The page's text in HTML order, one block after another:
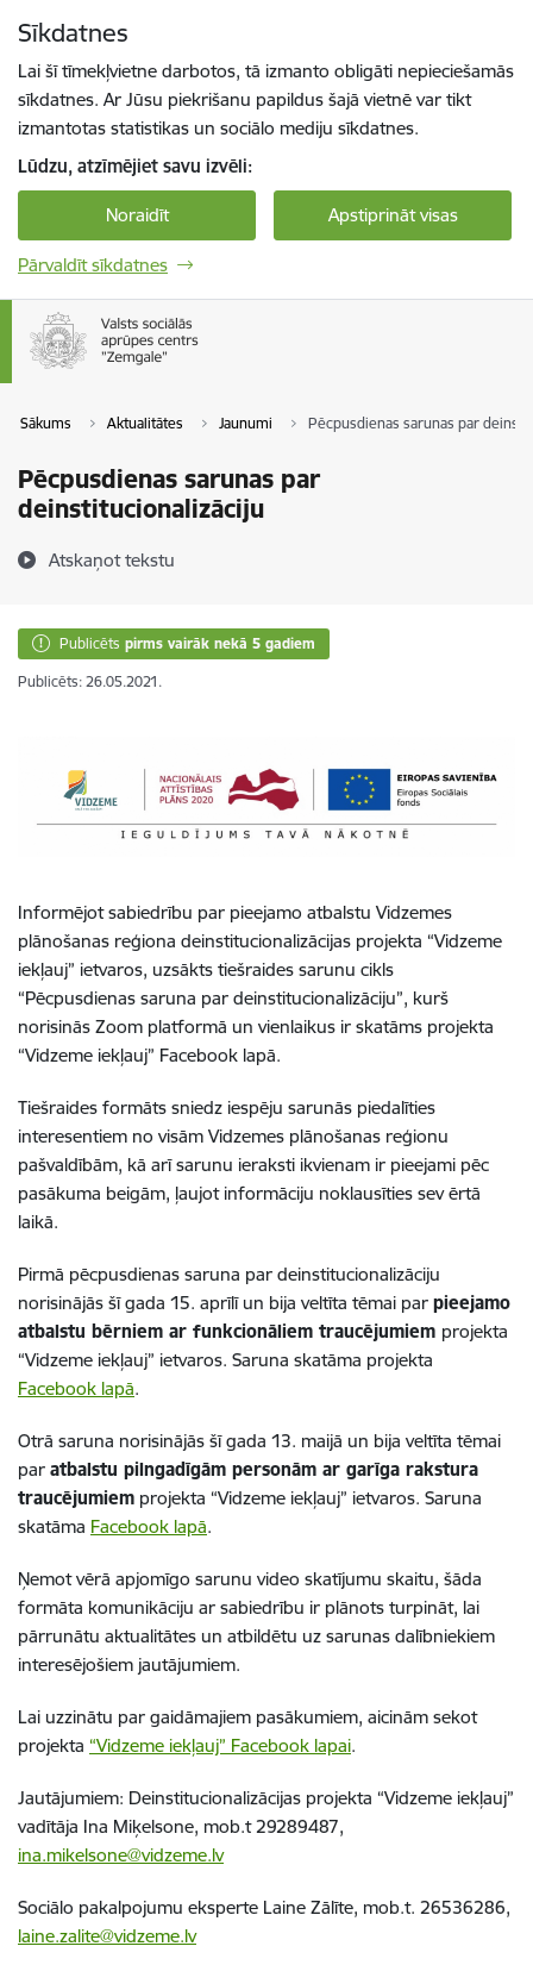
Sīkdatnes
Lai šī tīmekļvietne darbotos, tā izmanto obligāti nepieciešamās
sīkdatnes. Ar Jūsu piekrišanu papildus šajā vietnē var tikt
izmantotas statistikas un sociālo mediju sīkdatnes.
Lūdzu, atzīmējiet savu izvēli:
Noraidīt Apstiprināt visas
Pārvaldīt sīkdatnes
Sākums Aktualitātes Jaunumi Pēcpusdienas sarunas par
Pēcpusdienas sarunas par
deinstitucionalizāciju
Atskaņot tekstu
Publicēts pirms vairāk nekā 5 gadiem
Publicēts: 26.05.2021.
Informējot sabiedrību par pieejamo atbalstu Vidzemes
plānošanas reģiona deinstitucionalizācijas projekta “Vidzeme
iekļauj” ietvaros, uzsākts tiešraides sarunu cikls
“Pēcpusdienas saruna par deinstitucionalizāciju”, kurš
norisinās Zoom platformā un vienlaikus ir skatāms projekta
“Vidzeme iekļauj” Facebook lapā.
Tiešraides formāts sniedz iespēju sarunās piedalīties
interesentiem no visām Vidzemes plānošanas reģionu
pašvaldībām, kā arī sarunu ieraksti ikvienam ir pieejami pēc
pasākuma beigām, ļaujot informāciju noklausīties sev ērtā
laikā.
Pirmā pēcpusdienas saruna par deinstitucionalizāciju
norisinājās šī gada 15. aprīlī un bija veltīta tēmai par pieejamo
atbalstu bērniem ar funkcionāliem traucējumiem projekta
“Vidzeme iekļauj” ietvaros. Saruna skatāma projekta
Facebook lapā.
Otrā saruna norisinājās šī gada 13. maijā un bija veltīta tēmai
par atbalstu pilngadīgām personām ar garīga rakstura
traucējumiem projekta “Vidzeme iekļauj” ietvaros. Saruna
skatāma Facebook lapā.
Ņemot vērā apjomīgo sarunu video skatījumu skaitu, šāda
formāta komunikāciju ar sabiedrību ir plānots turpināt, lai
pārrunātu aktualitātes un atbildētu uz sarunas dalībniekiem
interesējošiem jautājumiem.
Lai uzzinātu par gaidāmajiem pasākumiem, aicinām sekot
projekta “Vidzeme iekļauj” Facebook lapai.
Jautājumiem: Deinstitucionalizācijas projekta “Vidzeme iekļauj”
vadītāja Ina Miķelsone, mob.t 29289487,
ina.mikelsone@vidzeme.lv
Sociālo pakalpojumu eksperte Laine Zālīte, mob.t. 26536286,
laine.zalite@vidzeme.lv